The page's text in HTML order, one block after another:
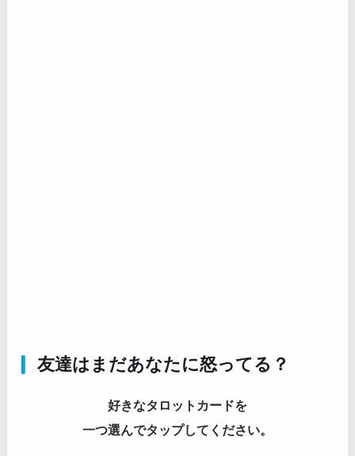
友達はまだあなたに怒ってる？
好きなタロットカードを
一つ選んでタップしてください。